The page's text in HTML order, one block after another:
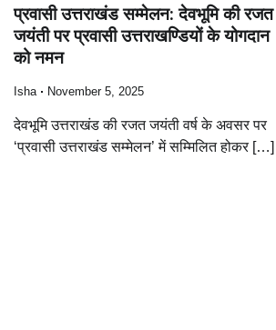
प्रवासी उत्तराखंड सम्मेलन: देवभूमि की रजत
जयंती पर प्रवासी उत्तराखण्डियों के योगदान
को नमन
Isha November 5, 2025
देवभूमि उत्तराखंड की रजत जयंती वर्ष के अवसर पर
‘प्रवासी उत्तराखंड सम्मेलन’ में सम्मिलित होकर […]